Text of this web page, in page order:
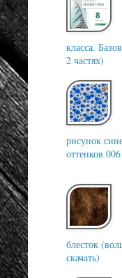
класса.
2 частях)
рисунок
оттенков 006
блесток
скачать)